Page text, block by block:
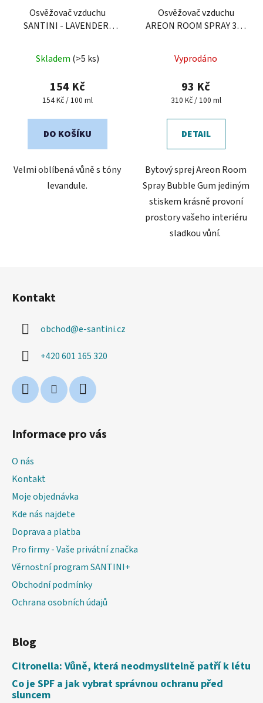
Osvěžovač vzduchu
SANTINI - LAVENDER,
hodnocení
produktu
je
z
Skladem (>5 ks)
154 Kč
Měrná
154 Kč / 100 ml
DO KOŠÍKU
Velmi oblíbená vůně s tóny
levandule.
Osvěžovač vzduchu
AREON ROOM SPRAY 300
hodnocení
produktu
je
z
Vyprodáno
93 Kč
Měrná
310 Kč / 100 ml
DETAIL
Bytový sprej Areon Room
Spray Bubble Gum jediným
stiskem krásně provoní
prostory vašeho interiéru
sladkou vůní.
Kontakt
obchod@e-santini.cz
+420 601 165 320
Informace pro vás
O nás
Kontakt
Moje objednávka
Kde nás najdete
Doprava a platba
Pro firmy - Vaše privátní značka
Věrnostní program SANTINI+
Obchodní podmínky
Ochrana osobních údajů
Blog
Citronella: Vůně, která neodmyslitelně patří k létu
Co je SPF a jak vybrat správnou ochranu před
sluncem